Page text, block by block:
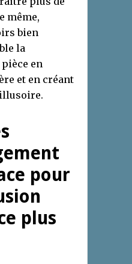
même,
bien
la
en
et en créant
pour
plus